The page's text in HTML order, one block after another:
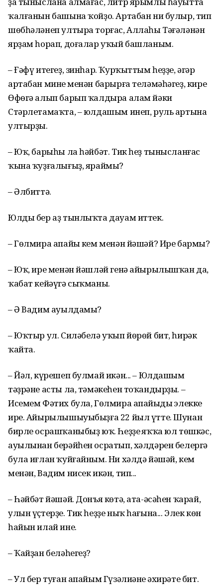
ҡалғанын башына ҡойҙо. Артабан ни булыр, тип
шөбһәләнеп ултыра торғас, Аллаһы Тәғәләнән
ярҙам һорап, доғалар уҡый башланым.
– Ғәфү итегеҙ, зинһар. Ҡурҡыттым һеҙҙе, әгәр
артабан минең менән барырға теләмәһәгеҙ, кире
Өфөгә алып барып ҡалдыра алам йәки
Стәрлетамаҡта, – юлдашым инеп, руль артына
ултырҙы.
– Юҡ, барыһы ла һәйбәт. Тик һеҙ тынысланғас
ҡына ҡуҙғалығыҙ, яраймы?
– Әлбиттә.
Юлды бер аҙ тынлыҡта дауам иттек.
– Гөлмира апайың кем менән йәшәй? Ире бармы?
– Юҡ, ире менән йәшләй генә айырылышҡан да,
ҡабат кейәүгә сыҡманы.
– Ә Вадим ауылдамы?
– Юҡтыр ул. Силәбелә уҡып йөрөй бит, һирәк
ҡайта.
– Йәл, күрешеп булмай икән... – Юлдашым
тәҙрәне асты ла, тәмәкеһен тоҡандырҙы. –
Исемем Фәтих була, Гөлмира апайыңдың элекке
ире. Айырылышыуыбыҙға 22 йыл үтте. Шунан
бирле осрашҡаныбыҙ юҡ. Һеҙҙең яҡҡа юл төшкәс,
ауылынан берәйһен осратып, хәлдәрен белергә
була иғлан ҡуйғайным. Ни хәлдә йәшәй, кем
менән, Вадим нисек икән, тип...
– Һәйбәт йәшәй. Донъя көтә, ата-әсәһен ҡарай,
улын үҫтерҙе. Тик һеҙҙе ныҡ һағына... Элек көн
һайын илай ине.
– Ҡайҙан беләһегеҙ?
– Ул бер туған апайым Гүзәлиәнең әхирәте бит.